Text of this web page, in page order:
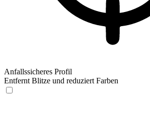
Anfallssicheres Profil
Entfernt Blitze und reduziert Farben